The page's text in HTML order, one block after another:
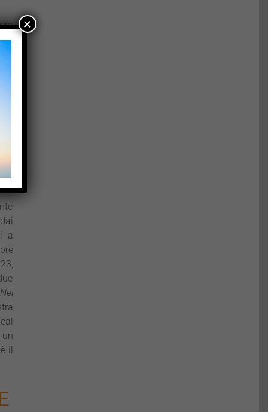
si
a
Nel
un
il
×